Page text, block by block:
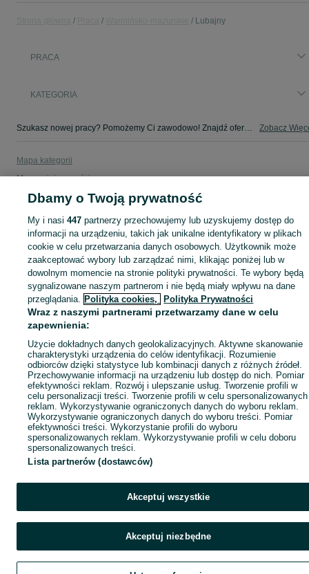
Lubajny
PRACA
KATEGORIA
Szukasz nowej pracy? Pomożemy Ci zawodowo! Znajdź ofertę dla siebie w kategorii Praca na OLX - Lubajny i okolice! Zobacz
Mapa kategorii
Mapa miejscowości
Mapa ministron
Popularne wyszukiwania
Dbamy o Twoją prywatność
My i nasi447 partnerzy przechowujemy lub uzyskujemy dostęp do
informacji na urządzeniu, takich jak unikalne identyfikatory w plikach
cookie w celu przetwarzania danych osobowych. Użytkownik może
zaakceptować wybory lub zarządzać nimi, klikając poniżej lub w
dowolnym momencie na stronie polityki prywatności. Te wybory będą
sygnalizowane naszym partnerom i nie będą miały wpływu na dane
przeglądania. Polityka cookies, Polityka Prywatności
Wraz z naszymi partnerami przetwarzamy dane w celu
zapewnienia:
Użycie dokładnych danych geolokalizacyjnych. Aktywne skanowanie
charakterystyki urządzenia do celów identyfikacji. Rozumienie
odbiorców dzięki statystyce lub kombinacji danych z różnych źródeł.
Przechowywanie informacji na urządzeniu lub dostęp do nich. Pomiar
efektywności reklam. Rozwój i ulepszanie usług. Tworzenie profili w
celu personalizacji treści. Tworzenie profili w celu spersonalizowanych
reklam. Wykorzystywanie ograniczonych danych do wyboru reklam.
Wykorzystywanie ograniczonych danych do wyboru treści. Pomiar
efektywności treści. Wykorzystanie profili do wyboru
spersonalizowanych reklam. Wykorzystywanie profili w celu doboru
spersonalizowanych treści.
Lista partnerów (dostawców)
Akceptuj wszystkie
Akceptuj niezbędne